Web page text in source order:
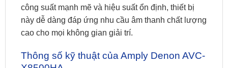
công suất mạnh mẽ và hiệu suất ổn định, thiết bị
này dễ dàng đáp ứng nhu cầu âm thanh chất lượng
cao cho mọi không gian giải trí.
Thông số kỹ thuật của Amply Denon AVC-